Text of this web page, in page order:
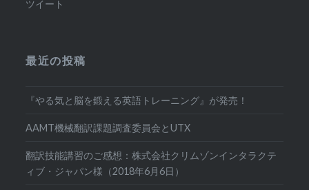
ツイート
最近の投稿
『やる気と脳を鍛える英語トレーニング』が発売！
AAMT機械翻訳課題調査委員会とUTX
翻訳技能講習のご感想：株式会社クリムゾンインタラクテ
ィブ・ジャパン様（2018年6月6日）